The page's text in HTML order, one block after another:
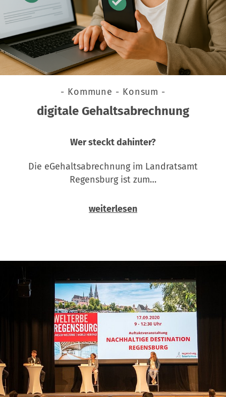
- Kommune - Konsum -
digitale Gehaltsabrechnung
Wer steckt dahinter?
Die eGehaltsabrechnung im Landratsamt
Regensburg ist zum…
weiterlesen